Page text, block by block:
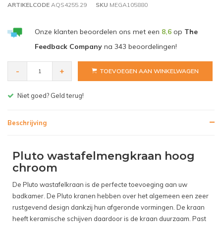
ARTIKELCODE AQS4255.29 SKU MEGA105880
Onze klanten beoordelen ons met een 8,6op The
Feedback Companyna 343 beoordelingen!
- + TOEVOEGEN AAN WINKELWAGEN
Gratis bezorgen v.a. € 150,- (NL)
Beschrijving
Pluto wastafelmengkraan hoog
chroom
De Pluto wastafelkraan is de perfecte toevoeging aan uw
badkamer. De Pluto kranen hebben over het algemeen een zeer
rustgevend design dankzij hun afgeronde vormingen. De kraan
heeft keramische schijven daardoor is de kraan duurzaam. Past